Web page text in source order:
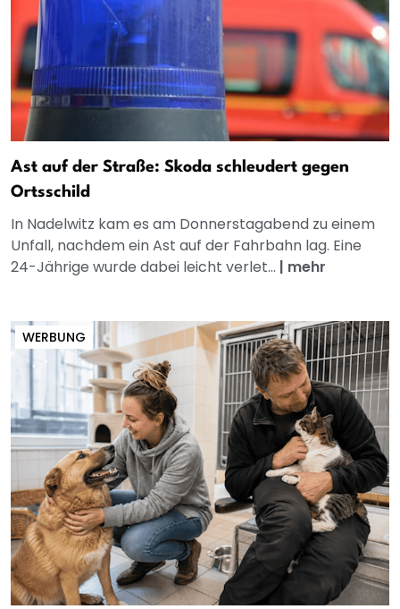
Ast auf der Straße: Skoda schleudert gegen
Ortsschild
In Nadelwitz kam es am Donnerstagabend zu einem
Unfall, nachdem ein Ast auf der Fahrbahn lag. Eine
24-Jährige wurde dabei leicht verlet... | mehr
WERBUNG